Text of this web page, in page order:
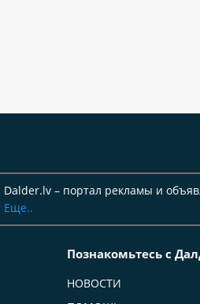
Dalder.lv – портал рекламы и
Еще..
Познакомьтесь с
НОВОСТИ